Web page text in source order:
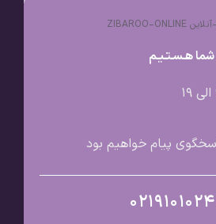
هـسـتـیـم
پیام خواهیم بود